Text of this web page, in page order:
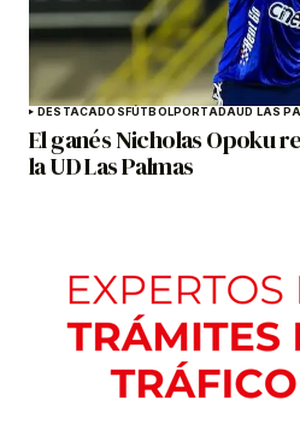
DESTACADOSFÚTBOLPORTADAUD LAS
El ganés Nicholas Opoku
la UD Las Palmas